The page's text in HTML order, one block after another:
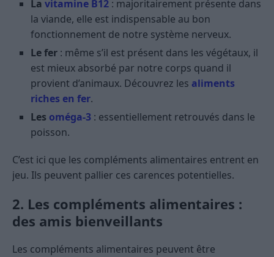
La vitamine B12 : majoritairement présente dans
la viande, elle est indispensable au bon
fonctionnement de notre système nerveux.
Le fer : même s’il est présent dans les végétaux, il
est mieux absorbé par notre corps quand il
provient d’animaux. Découvrez les aliments
riches en fer.
Les oméga-3 : essentiellement retrouvés dans le
poisson.
C’est ici que les compléments alimentaires entrent en
jeu. Ils peuvent pallier ces carences potentielles.
2. Les compléments alimentaires :
des amis bienveillants
Les compléments alimentaires peuvent être